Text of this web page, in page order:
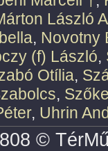
László
, Novotny
(f) László,
Otília,
,
, Uhrin
©